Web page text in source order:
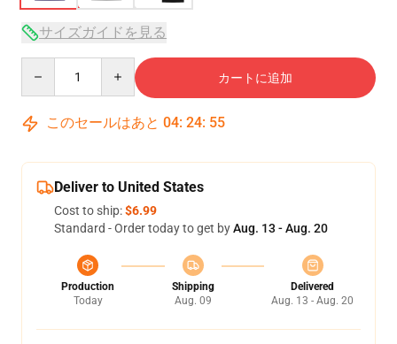
サイズガイドを見る
カートに追加
このセールはあと 04: 24: 54
Deliver to United States
Cost to ship:$6.99
Standard - Order today to get byAug. 13 - Aug. 20
Production
Today
Shipping
Aug. 09
Delivered
Aug. 13 - Aug. 20